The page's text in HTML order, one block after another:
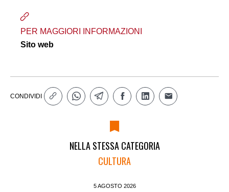
PER MAGGIORI INFORMAZIONI
Sito web
CONDIVIDI
NELLA STESSA CATEGORIA
CULTURA
5 AGOSTO 2026